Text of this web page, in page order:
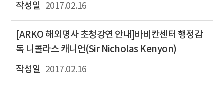
2017.02.16
[ARKO 해외명사 초청강연 안내]바비칸센터 행정감
독 니콜라스 캐니언(Sir Nicholas Kenyon)
2017.02.16